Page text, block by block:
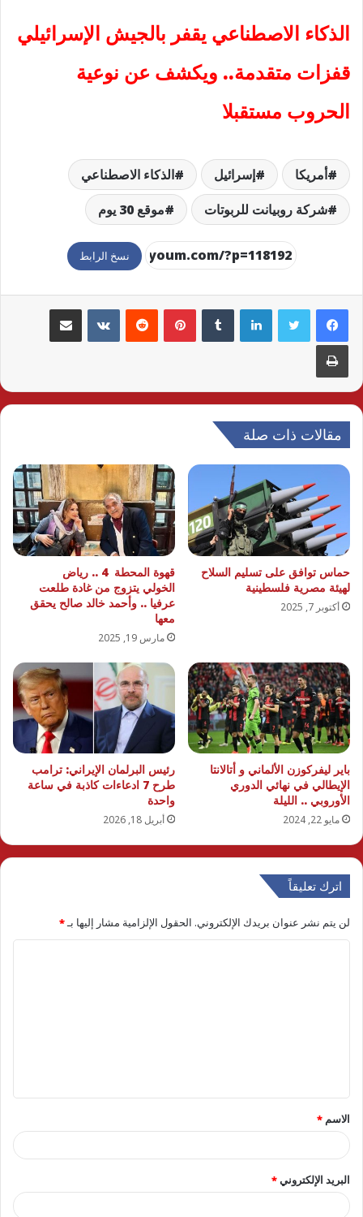
الذكاء الاصطناعي يقفر بالجيش الإسرائيلي
قفزات متقدمة.. ويكشف عن نوعية
الحروب مستقبلا
أمريكا إسرائيل
الذكاء الاصطناعي
شركة روبيانت للربوتات
موقع 30 يوم
نسخ الرابط
لينكدإن بينتيريست مشاركة عبر البريد
طباعة
مقالات ذات صلة
حماس توافق على تسليم السلاح
لهيئة مصرية فلسطينية
أكتوبر 7, 2025
قهوة المحطة 4 .. رياض
الخولي يتزوج من غادة طلعت
عرفيا .. وأحمد خالد صالح يحقق
معها
مارس 19, 2025
باير ليفركوزن الألماني و أتالانتا
الإيطالي في نهائي الدوري
الأوروبي .. الليلة
مايو 22, 2024
رئيس البرلمان الإيراني: ترامب
طرح 7 ادعاءات كاذبة في ساعة
واحدة
أبريل 18, 2026
اترك تعليقاً
لن يتم نشر عنوان بريدك الإلكتروني. الحقول الإلزامية مشار إليها بـ*
ق
*
الاسم *
البريد الإلكتروني*